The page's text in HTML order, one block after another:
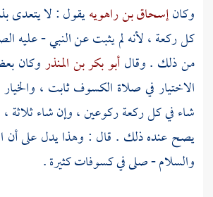
وكانإسحاق بن راهويهيقول : لا يتعدى
كل ركعة ، لأنه لم يثبت عن النبي - عليه
من ذلك . وقالأبو بكر بن المنذروكان
الاختيار في صلاة الكسوف ثابت ،
شاء في كل ركعة ركوعين ، وإن شاء ثلاثة ،
يصح عنده ذلك . قال : وهذا يدل على أن
والسلام - صلى في كسوفات كثيرة .